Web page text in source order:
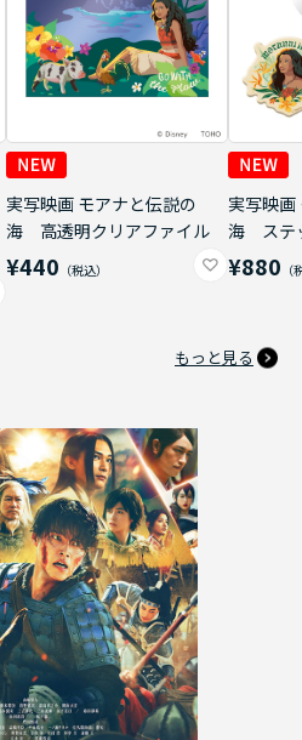
実写映画 モアナと伝説の
海 高透明クリアファイル
¥440
実写映画
海 ステ
¥880
もっと見る